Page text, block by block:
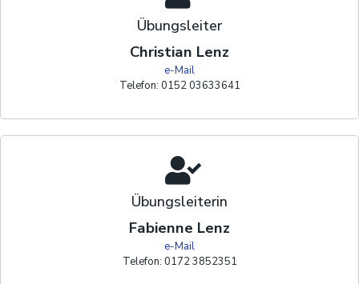
Übungsleiter
Christian Lenz
e-Mail
Telefon: 0152 03633641
Übungsleiterin
Fabienne Lenz
e-Mail
Telefon: 0172 3852351